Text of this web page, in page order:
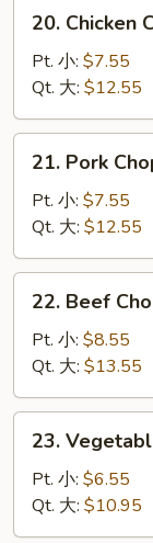
Chicken
Chop
Suey
鸡
什
20. Chicken
Pt. 小: $7.55
Qt. 大: $12.55
Pork
Chop
Suey
肉
什
21. Pork
Pt. 小: $7.55
Qt. 大: $12.55
Beef
Chop
Suey
牛
什
22. Beef
Pt. 小: $8.55
Qt. 大: $13.55
Vegetable
Chop
Suey
菜
23.
Pt. 小: $6.55
Qt. 大: $10.95